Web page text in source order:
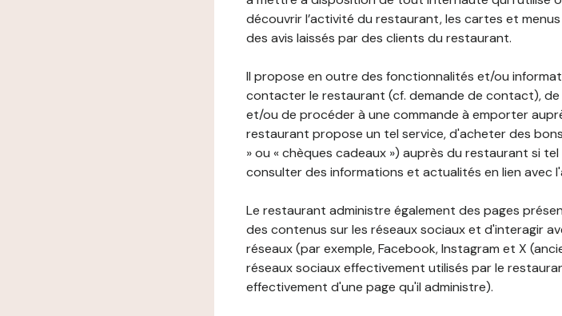
découvrir l’activité du restaurant, les cartes et
des avis laissés par des clients du restaurant.
Il propose en outre des fonctionnalités et/ou
contacter le restaurant (cf. demande de contact),
et/ou de procéder à une commande à emporter
restaurant propose un tel service, d'acheter des
» ou « chèques cadeaux ») auprès du restaurant si
consulter des informations et actualités en lien avec
Le restaurant administre également des pages
des contenus sur les réseaux sociaux et d'interagir
réseaux (par exemple, Facebook, Instagram et X
réseaux sociaux effectivement utilisés par le
effectivement d'une page qu'il administre).